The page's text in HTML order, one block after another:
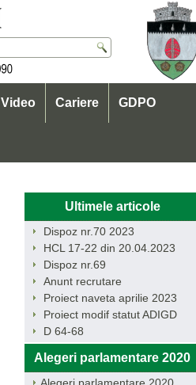
Video Cariere GDPO
Ultimele articole
Dispoz nr.70 2023
HCL 17-22 din 20.04.2023
Dispoz nr.69
Anunt recrutare
Proiect naveta aprilie 2023
Proiect modif statut ADIGD
D 64-68
Alegeri parlamentare 2020